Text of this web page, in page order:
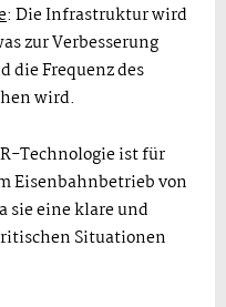
: Die Infrastruktur wird
zur Verbesserung
die Frequenz des
wird.
Technologie ist für
Eisenbahnbetrieb von
sie eine klare und
Situationen